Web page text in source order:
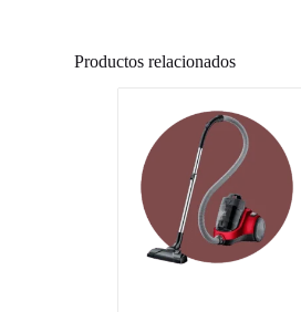
Productos relacionados